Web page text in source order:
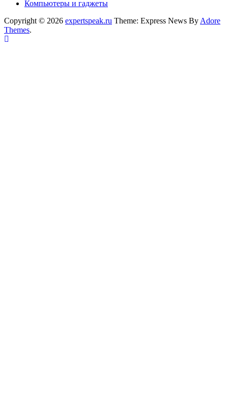
Компьютеры и гаджеты
Copyright © 2026 expertspeak.ru Theme: Express News By Adore
Themes.